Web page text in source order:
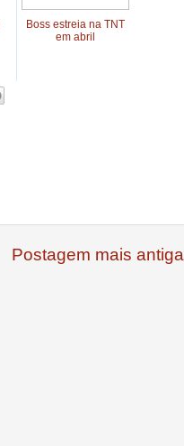
Boss estreia na TNT
em abril
Postagem mais antiga